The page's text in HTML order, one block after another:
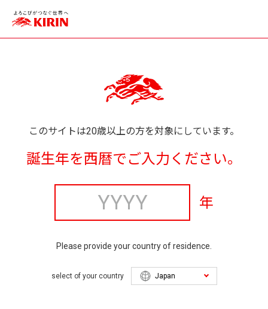
このサイトは20歳以上の方を対象にしています。
誕生年を西暦でご入力ください。
年
Please provide your country of residence.
select of your country